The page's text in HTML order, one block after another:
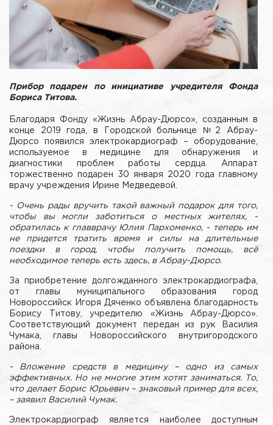
Прибор подарен по инициативе учредителя Фонда
Бориса Титова.
Благодаря Фонду «Жизнь Абрау-Дюрсо», созданным в
конце 2019 года, в Городской больнице №2 Абрау-
Дюрсо появился электрокардиограф – оборудование,
используемое в медицине для обнаружения и
диагностики проблем работы сердца. Аппарат
торжественно подарен 30 января 2020 года главному
врачу учреждения Ирине Медведевой.
- Очень рады вручить такой важный подарок для того,
чтобы вы могли заботиться о местных жителях, -
обратилась к главврачу Юлия Пархоменко, - теперь им
не придется тратить время и силы на длительные
поездки в город, чтобы получить помощь, всё
необходимое теперь есть здесь, в Абрау-Дюрсо.
За приобретение долгожданного электрокардиографа,
от главы муниципального образования город
Новороссийск Игоря Дяченко объявлена благодарность
Борису Титову, учредителю «Жизнь Абрау-Дюрсо».
Соответствующий документ передан из рук Василия
Чумака, главы Новороссийского внутригородского
района.
- Вложение средств в медицину – одно из самых
эффективных. Но не многие этим хотят заниматься. То,
что делает Борис Юрьевич – знаковый пример для всех,
– заявил Василий Чумак.
Электрокардиограф является наиболее доступным